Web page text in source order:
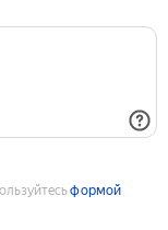
формой